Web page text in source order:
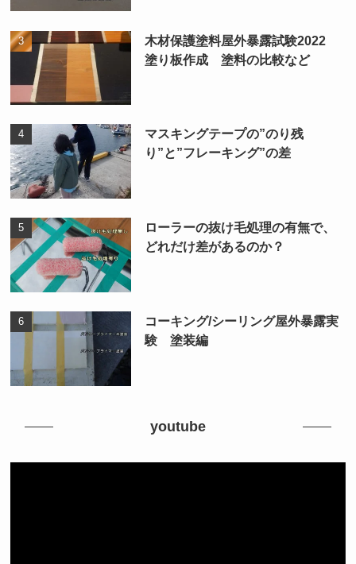
木材保護塗料屋外暴露試験2022
塗り板作成 塗料の比較など
マスキングテープの”のり残
り”と”フレーキング”の差
ローラーの抜け毛処理の有無で、
どれだけ差があるのか？
コーキング/シーリング屋外暴露実
験 塗装編
youtube